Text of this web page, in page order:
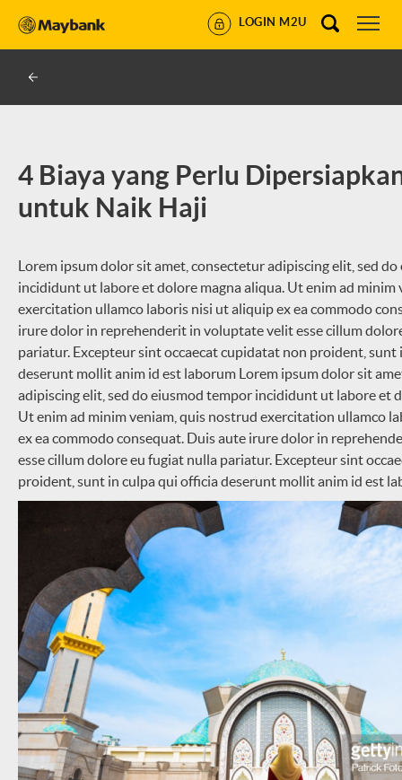
LOGIN M2U
4 Biaya yang Perlu
untuk Naik Haji
Lorem ipsum dolor sit amet, consectetur adipiscing elit, sed
incididunt ut labore et dolore magna aliqua. Ut enim ad minim
exercitation ullamco laboris nisi ut aliquip ex ea commodo
irure dolor in reprehenderit in voluptate velit esse cillum
pariatur. Excepteur sint occaecat cupidatat non proident, sunt
deserunt mollit anim id est laborum Lorem ipsum dolor sit
adipiscing elit, sed do eiusmod tempor incididunt ut labore et
Ut enim ad minim veniam, quis nostrud exercitation ullamco
ex ea commodo consequat. Duis aute irure dolor in
esse cillum dolore eu fugiat nulla pariatur. Excepteur sint
proident, sunt in culpa qui officia deserunt mollit anim id est